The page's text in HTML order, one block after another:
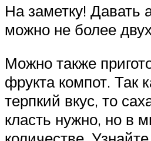
На заметку!
можно не более
Можно также
фрукта компот. Так
терпкий вкус, то
класть нужно, но в